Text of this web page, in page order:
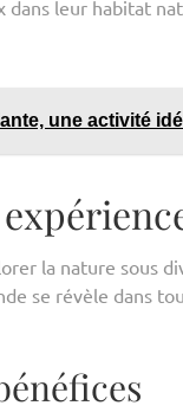
dans leur habitat
une activité
la nature sous
se révèle dans